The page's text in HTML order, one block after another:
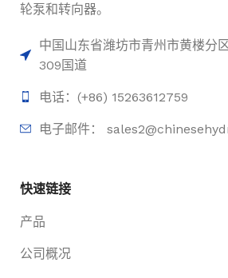
轮泵和转向器。
中国山东省潍坊市青州市黄楼分
309国道
电话：(+86) 15263612759
电子邮件：
快速链接
产品
公司概况